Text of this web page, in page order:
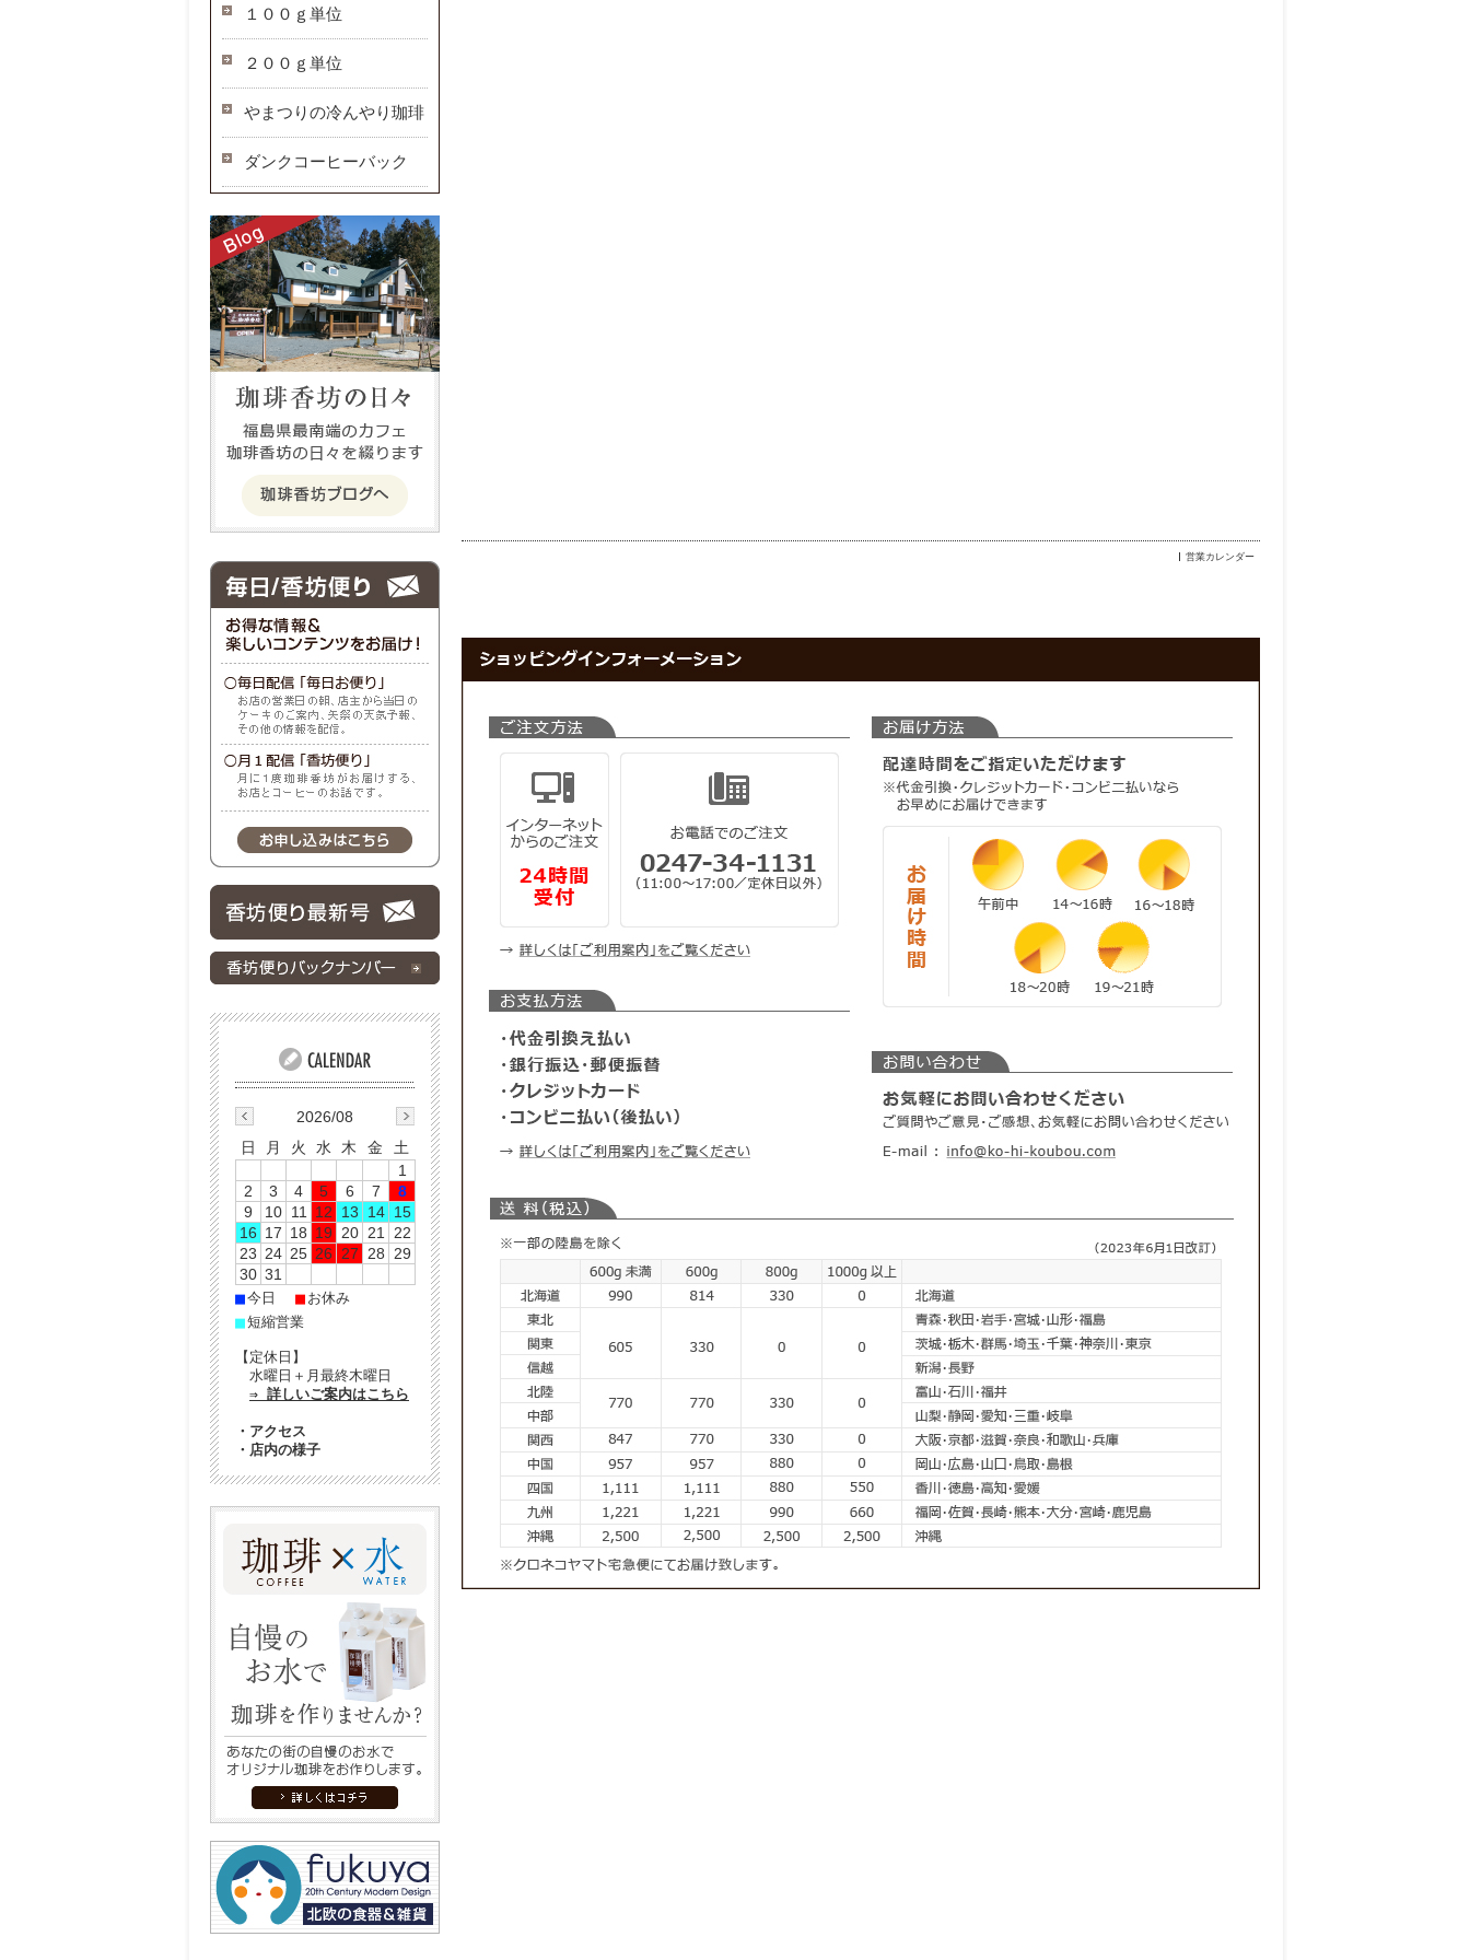
営業カレンダー
１００ｇ単位
２００ｇ単位
やまつりの冷んやり珈琲
ダンクコーヒーバック
2026/08
日
月 火 水 木 金
土
1
2
3 4 5 6 7
8
9
10 11 12 13 14 15
16 17 18 19 20 21
22
23 24 25 26 27 28
29
30 31
■今日 ■ お休み
■短縮営業
【定休日】
水曜日＋月最終木曜日
⇒ 詳しいご案内はこちら
・ アクセス
・ 店内の様子